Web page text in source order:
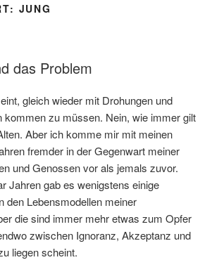
JUNG
das Problem
gleich wieder mit Drohungen und
kommen zu müssen. Nein, wie immer gilt
Aber ich komme mir mit meinen
fremder in der Gegenwart meiner
und Genossen vor als jemals zuvor.
Jahren gab es wenigstens einige
den Lebensmodellen meiner
die sind immer mehr etwas zum Opfer
zwischen Ignoranz, Akzeptanz und
liegen scheint.